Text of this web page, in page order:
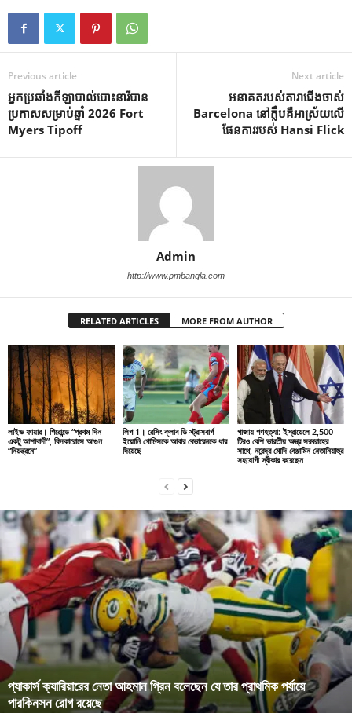
Previous article
អ្នកប្រឆាំងកីឡាបាល់បោះនារីបាន
ប្រកាសសម្រាប់ឆ្នាំ 2026 Fort
Myers Tipoff
Next article
អនាគតរបស់តារាជើងចាស់
Barcelona នៅក្លឹបគឺអាស្រ័យលើ
ផែនការរបស់ Hansi Flick
Admin
http://www.pmbangla.com
RELATED ARTICLES MORE FROM AUTHOR
লাইভ ফায়ার। গিরোন্ডে “প্রথম দিন
একটু আশাবাদী”, বিসকারোসে আগুন
“নিয়ন্ত্রনে”
লিগ 1। রেসিং ক্লাব ডি স্ট্রাসবার্গ
ইয়োনি গোমিসকে আবার বেভারেনকে ধার
দিয়েছে
গাজায় গণহত্যা: ইস্রায়েলে 2,500
টিরও বেশি ভারতীয় অস্ত্র সরবরাহের
সাথে, নরেন্দ্র মোদি বেঞ্জামিন নেতানিয়াহুর
সহযোগী স্বীকার করেছেন
প্যাকার্স ক্যারিয়ারের নেতা আহমান গ্রিন বলেছেন যে তার প্রাথমিক পর্যায়ে
পারকিনসন রোগ রয়েছে